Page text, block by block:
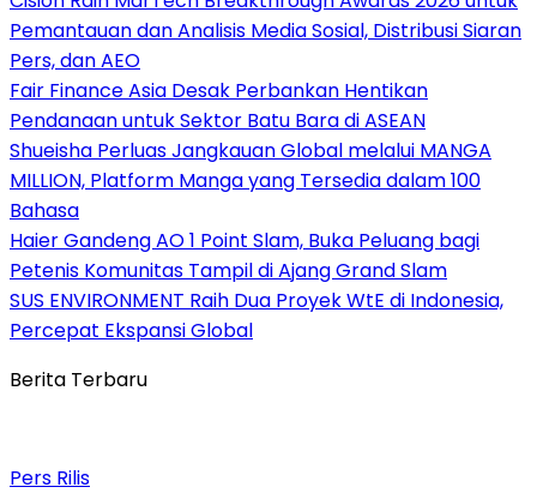
Pemantauan dan Analisis Media Sosial, Distribusi Siaran
Pers, dan AEO
Fair Finance Asia Desak Perbankan Hentikan
Pendanaan untuk Sektor Batu Bara di ASEAN
Shueisha Perluas Jangkauan Global melalui MANGA
MILLION, Platform Manga yang Tersedia dalam 100
Bahasa
Haier Gandeng AO 1 Point Slam, Buka Peluang bagi
Petenis Komunitas Tampil di Ajang Grand Slam
SUS ENVIRONMENT Raih Dua Proyek WtE di Indonesia,
Percepat Ekspansi Global
Berita Terbaru
Pers Rilis